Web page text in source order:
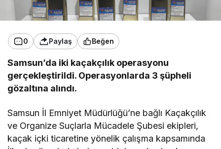
0 Paylaş Beğen
Samsun’da iki kaçakçılık operasyonu
gerçekleştirildi. Operasyonlarda 3 şüpheli
gözaltına alındı.
Samsun İl Emniyet Müdürlüğü’ne bağlı Kaçakçılık
ve Organize Suçlarla Mücadele Şubesi ekipleri,
kaçak içki ticaretine yönelik çalışma kapsamında